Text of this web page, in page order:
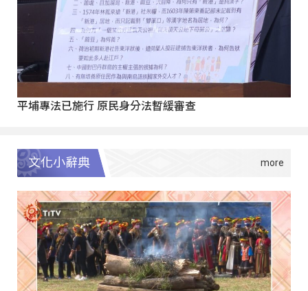
平埔專法已施行 原民身分法暫緩審查
文化小辭典